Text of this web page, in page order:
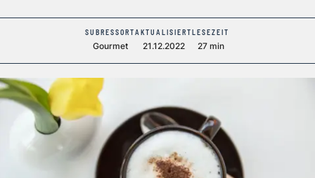
SUBRESSORT
Gourmet
AKTUALISIERT
21.12.2022
LESEZEIT
27 min